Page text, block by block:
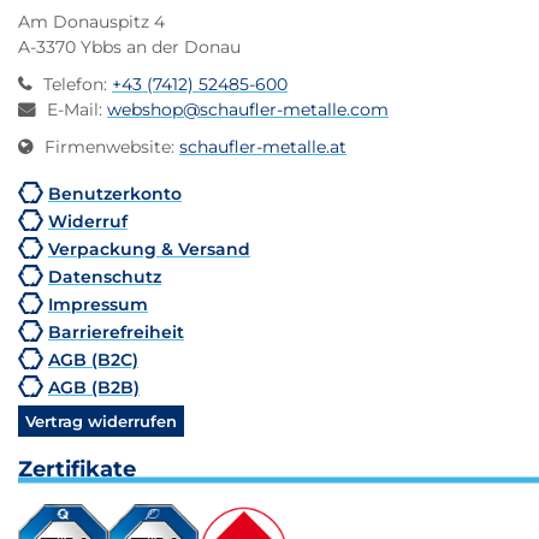
Am Donauspitz 4
A-3370 Ybbs an der Donau
Telefon: +43 (7412) 52485-600
E-Mail: webshop@schaufler-metalle.com
Firmenwebsite: schaufler-metalle.at
Benutzerkonto
Widerruf
Verpackung & Versand
Datenschutz
Impressum
Barrierefreiheit
AGB (B2C)
AGB (B2B)
Vertrag widerrufen
Zertifikate